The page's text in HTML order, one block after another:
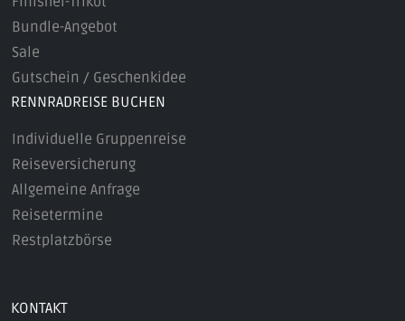
Bundle-Angebot
Sale
Gutschein / Geschenkidee
RENNRADREISE BUCHEN
Individuelle Gruppenreise
Reiseversicherung
Allgemeine Anfrage
Reisetermine
Restplatzbörse
KONTAKT